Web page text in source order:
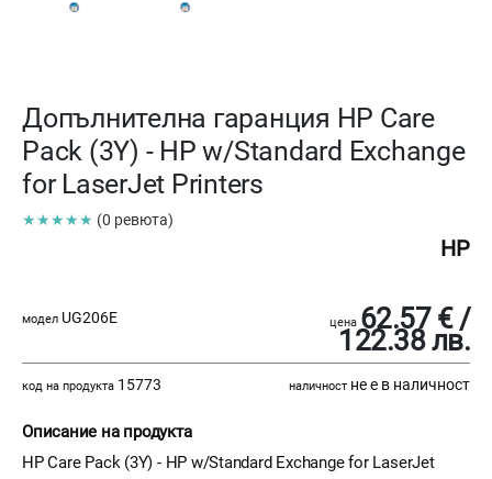
Допълнителна гаранция HP Care
Pack (3Y) - HP w/Standard Exchange
for LaserJet Printers
★★★★★ (0 ревюта)
HP
модел UG206E цена 62.57 € /
122.38 лв.
код на продукта 15773 наличност не е в наличност
Описание на продукта
HP Care Pack (3Y) - HP w/Standard Exchange for LaserJet